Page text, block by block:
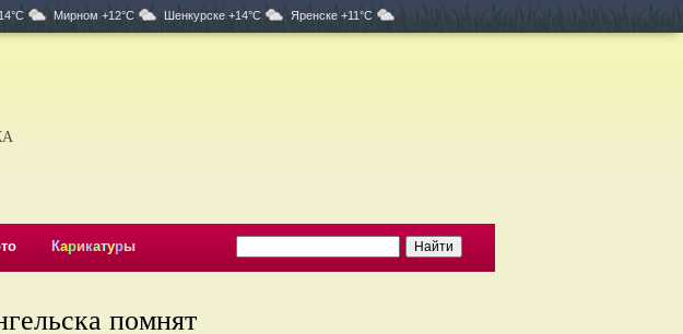
Мирном +12°C Шенкурске +14°C Яренске +11°C
Карикатуры
помнят